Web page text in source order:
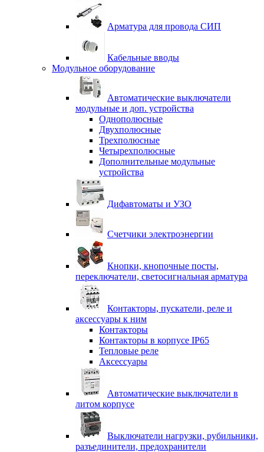
Арматура для провода СИП
Кабельные вводы
Модульное оборудование
Автоматические выключатели
модульные и доп. устройства
Однополюсные
Двухполюсные
Трехполюсные
Четырехполюсные
Дополнительные модульные
устройства
Дифавтоматы и УЗО
Счетчики электроэнергии
Кнопки, кнопочные посты,
переключатели, светосигнальная арматура
Контакторы, пускатели, реле и
аксессуары к ним
Контакторы
Контакторы в корпусе IP65
Тепловые реле
Аксессуары
Автоматические выключатели в
литом корпусе
Выключатели нагрузки, рубильники,
разъединители, предохранители